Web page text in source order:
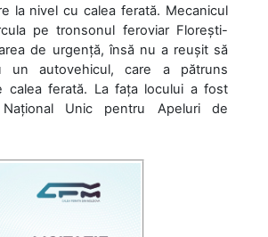
la nivel cu calea ferată. Mecanicul
pe tronsonul feroviar Florești-
de urgență, însă nu a reușit să
un autovehicul, care a pătruns
calea ferată. La fața locului a fost
Național Unic pentru Apeluri de